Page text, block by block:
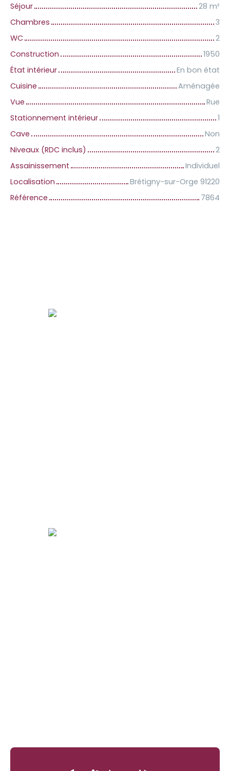
Séjour
28 m²
Chambres
3
WC
2
Construction
1950
État intérieur
En bon état
Cuisine
Aménagée
Vue
Rue
Stationnement intérieur
1
Cave
Non
Niveaux (RDC inclus)
2
Assainissement
Individuel
Localisation
Brétigny-sur-Orge 91220
Référence
7864